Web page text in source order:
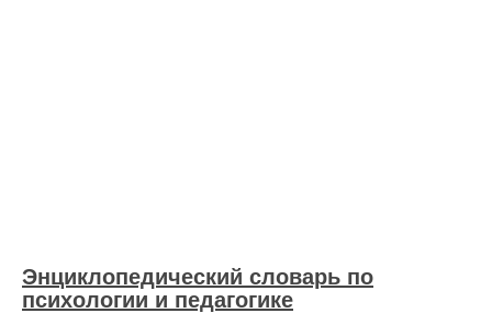
Энциклопедический словарь по
психологии и педагогике